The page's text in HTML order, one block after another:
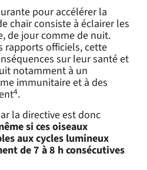
pour accélérer la
chair consiste à éclairer les
de jour comme de nuit.
rapports officiels, cette
sur leur santé et
notamment à un
immunitaire et à des
4.
la directive est donc
si ces oiseaux
aux cycles lumineux
de 7 à 8 h consécutives